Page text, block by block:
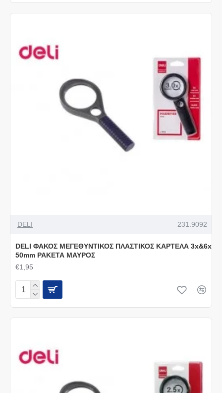
DELI 231.9092
DELI ΦΑΚΟΣ ΜΕΓΕΘΥΝΤΙΚΟΣ ΠΛΑΣΤΙΚΟΣ ΚΑΡΤΕΛΑ 3x&6x
50mm ΡΑΚΕΤΑ ΜΑΥΡΟΣ
€1,95